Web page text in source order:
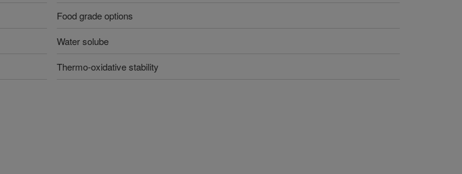
Food grade options
Water solube
Thermo-oxidative stability